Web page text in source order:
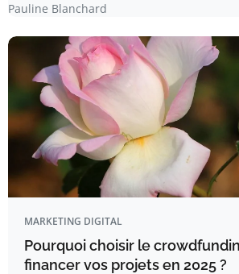
Pauline Blanchard
MARKETING DIGITAL
Pourquoi choisir le
financer vos projets en 2025 ?